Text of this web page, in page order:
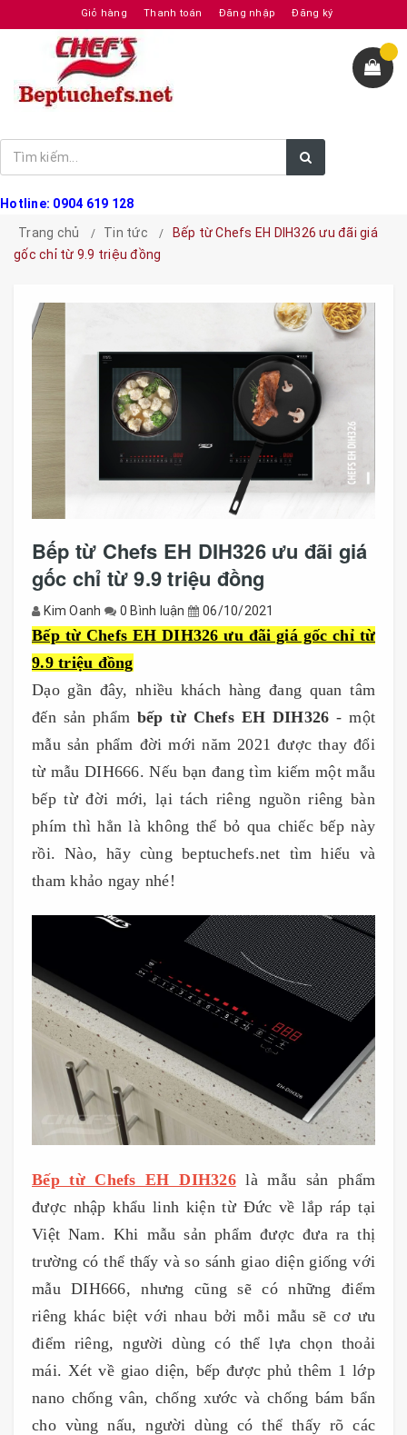
Giỏ hàng Thanh toán Đăng nhập Đăng ký
Hotline: 0904 619 128
Trang chủ
Tin tức
Bếp từ Chefs EH DIH326 ưu đãi giá
gốc chỉ từ 9.9 triệu đồng
Bếp từ Chefs EH DIH326 ưu đãi giá
gốc chỉ từ 9.9 triệu đồng
Kim Oanh 0 Bình luận 06/10/2021
Bếp từ Chefs EH DIH326 ưu đãi giá gốc chỉ từ
9.9 triệu đồng
Dạo gần đây, nhiều khách hàng đang quan tâm
đến sản phẩm bếp từ Chefs EH DIH326 - một
mẫu sản phẩm đời mới năm 2021 được thay đổi
từ mẫu DIH666. Nếu bạn đang tìm kiếm một mẫu
bếp từ đời mới, lại tách riêng nguồn riêng bàn
phím thì hẳn là không thể bỏ qua chiếc bếp này
rồi. Nào, hãy cùng beptuchefs.net tìm hiểu và
tham khảo ngay nhé!
Bếp từ Chefs EH DIH326là mẫu sản phẩm
được nhập khẩu linh kiện từ Đức về lắp ráp tại
Việt Nam. Khi mẫu sản phẩm được đưa ra thị
trường có thể thấy và so sánh giao diện giống với
mẫu DIH666, nhưng cũng sẽ có những điểm
riêng khác biệt với nhau bởi mỗi mẫu sẽ cơ ưu
điểm riêng, người dùng có thể lựa chọn thoải
mái. Xét về giao diện, bếp được phủ thêm 1 lớp
nano chống vân, chống xước và chống bám bẩn
cho vùng nấu, người dùng có thể thấy rõ các